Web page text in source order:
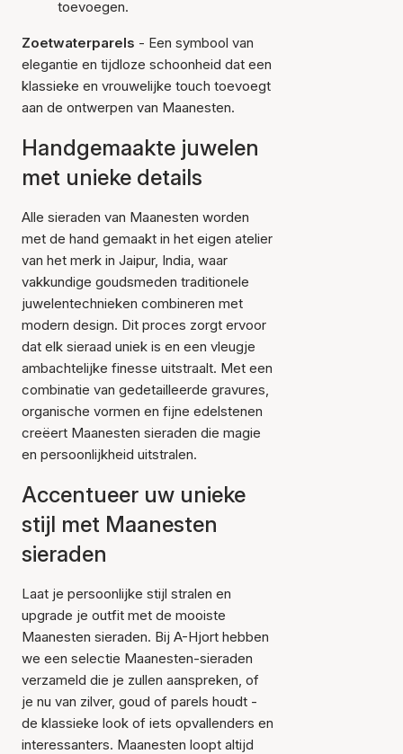
toevoegen.
Zoetwaterparels - Een symbool van
elegantie en tijdloze schoonheid dat een
klassieke en vrouwelijke touch toevoegt
aan de ontwerpen van Maanesten.
Handgemaakte juwelen
met unieke details
Alle sieraden van Maanesten worden
met de hand gemaakt in het eigen atelier
van het merk in Jaipur, India, waar
vakkundige goudsmeden traditionele
juwelentechnieken combineren met
modern design. Dit proces zorgt ervoor
dat elk sieraad uniek is en een vleugje
ambachtelijke finesse uitstraalt. Met een
combinatie van gedetailleerde gravures,
organische vormen en fijne edelstenen
creëert Maanesten sieraden die magie
en persoonlijkheid uitstralen.
Accentueer uw unieke
stijl met Maanesten
sieraden
Laat je persoonlijke stijl stralen en
upgrade je outfit met de mooiste
Maanesten sieraden. Bij A-Hjort hebben
we een selectie Maanesten-sieraden
verzameld die je zullen aanspreken, of
je nu van zilver, goud of parels houdt -
de klassieke look of iets opvallenders en
interessanters. Maanesten loopt altijd